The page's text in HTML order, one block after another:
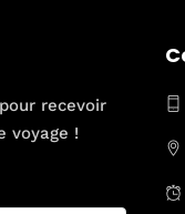
recevoir
voyage !